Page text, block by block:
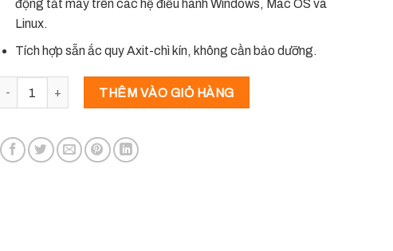
động tắt máy trên các hệ điều hành Windows, Mac OS và
Linux.
Tích hợp sẵn ắc quy Axit-chì kín, không cần bảo dưỡng.
Bộ lưu điện Santak - Mã Hàng BLAZER-2200 PRO số lượng
THÊM VÀO GIỎ HÀNG